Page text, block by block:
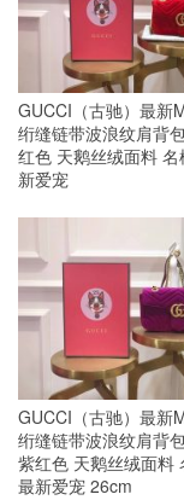
GUCCI（古驰）最新
绗缝链带波浪纹肩背
红色 天鹅丝绒面料 名
新爱宠
GUCCI（古驰）最新
绗缝链带波浪纹肩背
紫红色 天鹅丝绒面料
最新爱宠 26cm